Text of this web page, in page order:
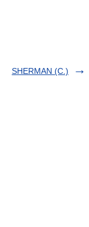
SHERMAN (C.)